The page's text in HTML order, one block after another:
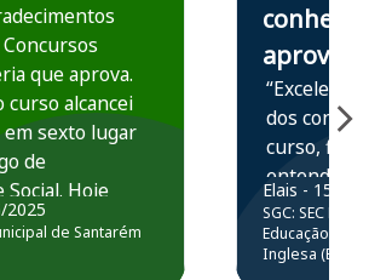
que aprova.
curso alcancei
em sexto lugar
de
Hoje
na
Santarém.
2025
de Santarém
conhece,
aprova
“Excelente
dos
curso,
entender e
prática
resolução
questões.”
Elais - 15/07/
SGC: SEC BA
Educação
Inglesa (Edital